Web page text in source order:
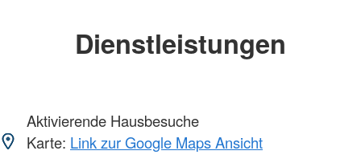
Dienstleistungen
Aktivierende Hausbesuche
Karte: Link zur Google Maps Ansicht